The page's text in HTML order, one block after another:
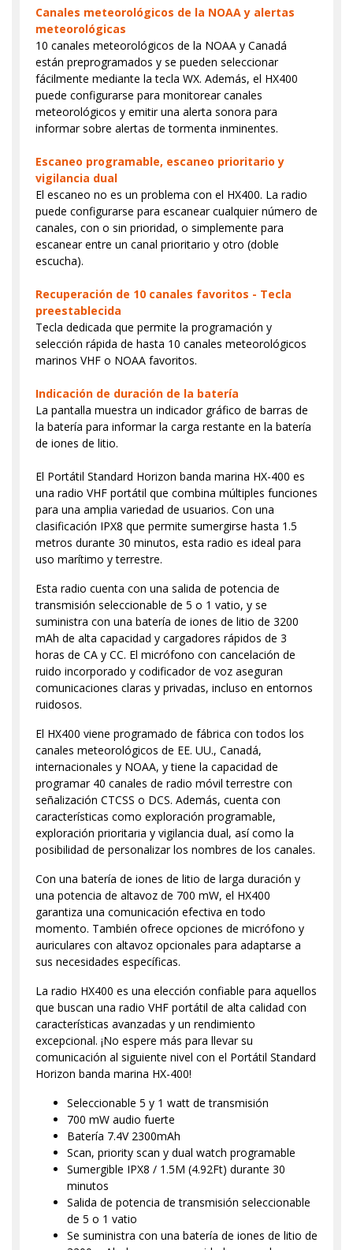
Canales meteorológicos de la NOAA y alertas
meteorológicas
10 canales meteorológicos de la NOAA y Canadá
están preprogramados y se pueden seleccionar
fácilmente mediante la tecla WX. Además, el HX400
puede configurarse para monitorear canales
meteorológicos y emitir una alerta sonora para
informar sobre alertas de tormenta inminentes.
Escaneo programable, escaneo prioritario y
vigilancia dual
El escaneo no es un problema con el HX400. La radio
puede configurarse para escanear cualquier número de
canales, con o sin prioridad, o simplemente para
escanear entre un canal prioritario y otro (doble
escucha).
Recuperación de 10 canales favoritos - Tecla
preestablecida
Tecla dedicada que permite la programación y
selección rápida de hasta 10 canales meteorológicos
marinos VHF o NOAA favoritos.
Indicación de duración de la batería
La pantalla muestra un indicador gráfico de barras de
la batería para informar la carga restante en la batería
de iones de litio.
El Portátil Standard Horizon banda marina HX-400 es
una radio VHF portátil que combina múltiples funciones
para una amplia variedad de usuarios. Con una
clasificación IPX8 que permite sumergirse hasta 1.5
metros durante 30 minutos, esta radio es ideal para
uso marítimo y terrestre.
Esta radio cuenta con una salida de potencia de
transmisión seleccionable de 5 o 1 vatio, y se
suministra con una batería de iones de litio de 3200
mAh de alta capacidad y cargadores rápidos de 3
horas de CA y CC. El micrófono con cancelación de
ruido incorporado y codificador de voz aseguran
comunicaciones claras y privadas, incluso en entornos
ruidosos.
El HX400 viene programado de fábrica con todos los
canales meteorológicos de EE. UU., Canadá,
internacionales y NOAA, y tiene la capacidad de
programar 40 canales de radio móvil terrestre con
señalización CTCSS o DCS. Además, cuenta con
características como exploración programable,
exploración prioritaria y vigilancia dual, así como la
posibilidad de personalizar los nombres de los canales.
Con una batería de iones de litio de larga duración y
una potencia de altavoz de 700 mW, el HX400
garantiza una comunicación efectiva en todo
momento. También ofrece opciones de micrófono y
auriculares con altavoz opcionales para adaptarse a
sus necesidades específicas.
La radio HX400 es una elección confiable para aquellos
que buscan una radio VHF portátil de alta calidad con
características avanzadas y un rendimiento
excepcional. ¡No espere más para llevar su
comunicación al siguiente nivel con el Portátil Standard
Horizon banda marina HX-400!
Seleccionable 5 y 1 watt de transmisión
700 mW audio fuerte
Batería 7.4V 2300mAh
Scan, priority scan y dual watch programable
Sumergible IPX8 / 1.5M (4.92Ft) durante 30
minutos
Salida de potencia de transmisión seleccionable
de 5 o 1 vatio
Se suministra con una batería de iones de litio de